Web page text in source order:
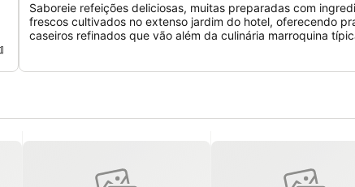
Saboreie refeições deliciosas, muitas preparadas com
frescos cultivados no extenso jardim do hotel, oferecendo
caseiros refinados que vão além da culinária marroquina